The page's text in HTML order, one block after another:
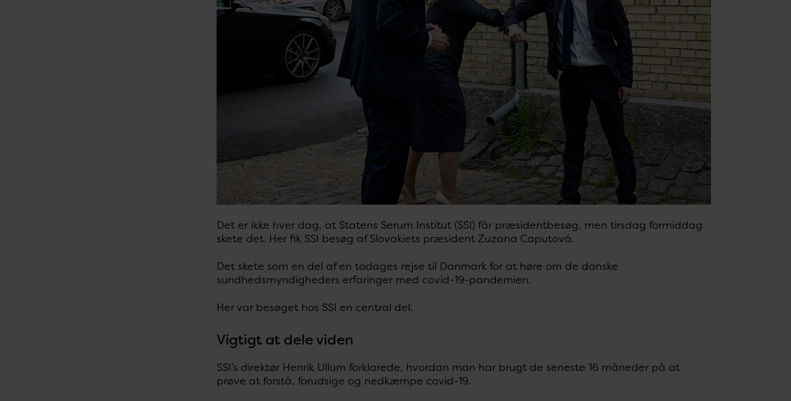
Det er ikke hver dag, at Statens Serum Institut (SSI) får præsidentbesøg, men tirsdag formiddag
skete det. Her fik SSI besøg af Slovakiets præsident Zuzana Caputová.
Det skete som en del af en todages rejse til Danmark for at høre om de danske
sundhedsmyndigheders erfaringer med covid-19-pandemien.
Her var besøget hos SSI en central del.
Vigtigt at dele viden
SSI’s direktør Henrik Ullum forklarede, hvordan man har brugt de seneste 16 måneder på at
prøve at forstå, forudsige og nedkæmpe covid-19.